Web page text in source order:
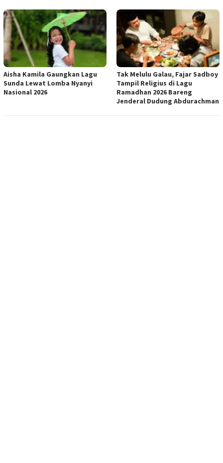
Aisha Kamila Gaungkan Lagu
Sunda Lewat Lomba Nyanyi
Nasional 2026
Tak Melulu Galau, Fajar Sadboy
Tampil Religius di Lagu
Ramadhan 2026 Bareng
Jenderal Dudung Abdurachman